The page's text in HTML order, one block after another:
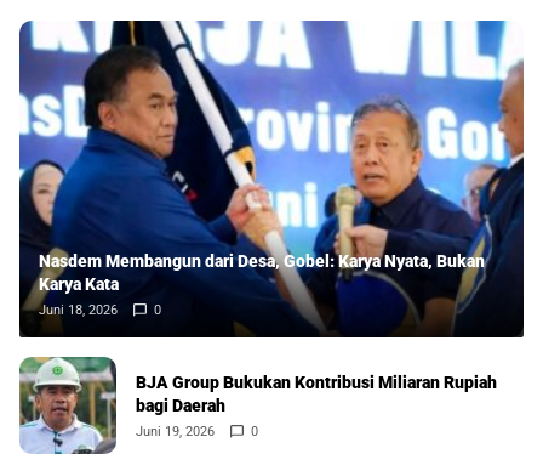
Nasdem Membangun dari Desa, Gobel: Karya Nyata, Bukan
Karya Kata
Juni 18, 2026 0
BJA Group Bukukan Kontribusi Miliaran Rupiah
bagi Daerah
Juni 19, 2026 0